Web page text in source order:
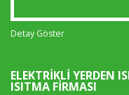
Detay Göster
ELEKTRIKLI YERDEN
ISITMA FIRMASI